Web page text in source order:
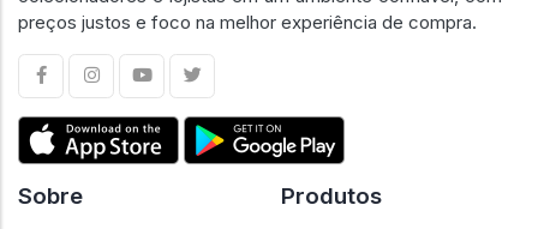
preços justos e foco na melhor experiência de compra.
Sobre Produtos